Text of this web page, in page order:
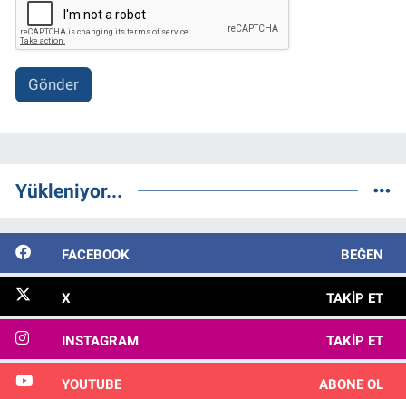
Gönder
Yükleniyor...
FACEBOOK BEĞEN
X TAKIP ET
INSTAGRAM TAKIP ET
YOUTUBE ABONE OL